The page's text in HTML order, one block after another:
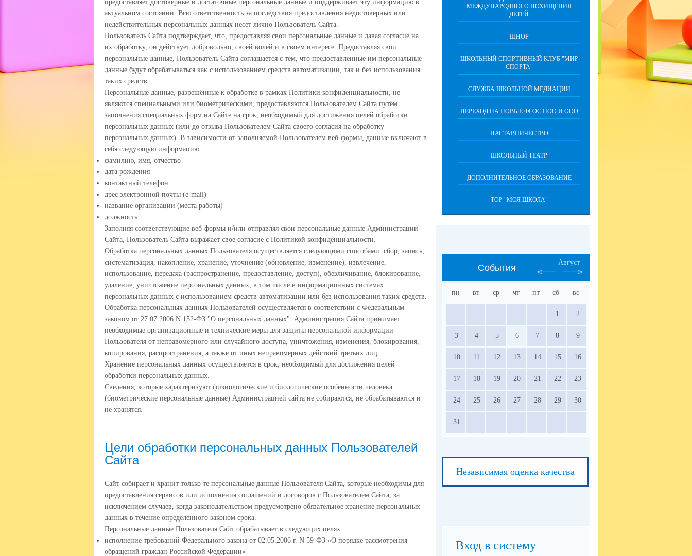
предоставляет достоверные и достаточные персональные данные и поддерживает эту информацию в
актуальном состоянии. Всю ответственность за последствия предоставления недостоверных или
недействительных персональных данных несет лично Пользователь Сайта.
Пользователь Сайта подтверждает, что, предоставляя свои персональные данные и давая согласие на
их обработку, он действует добровольно, своей волей и в своем интересе. Предоставляя свои
персональные данные, Пользователь Сайта соглашается с тем, что предоставленные им персональные
данные будут обрабатываться как с использованием средств автоматизации, так и без использования
таких средств.
Персональные данные, разрешённые к обработке в рамках Политики конфиденциальности, не
являются специальными или биометрическими, предоставляются Пользователем Сайта путём
заполнения специальных форм на Сайте на срок, необходимый для достижения целей обработки
персональных данных (или до отзыва Пользователем Сайта своего согласия на обработку
персональных данных). В зависимости от заполняемой Пользователем веб-формы, данные включают в
себя следующую информацию:
фамилию, имя, отчество
дата рождения
контактный телефон
дрес электронной почты (e-mail)
название организации (места работы)
должность
Заполняя соответствующие веб-формы и/или отправляя свои персональные данные Администрации
Сайта, Пользователь Сайта выражает свое согласие с Политикой конфиденциальности.
Обработка персональных данных Пользователя осуществляется следующими способами: сбор, запись,
систематизация, накопление, хранение, уточнение (обновление, изменение), извлечение,
использование, передача (распространение, предоставление, доступ), обезличивание, блокирование,
удаление, уничтожение персональных данных, в том числе в информационных системах
персональных данных с использованием средств автоматизации или без использования таких средств.
Обработка персональных данных Пользователей осуществляется в соответствии с Федеральным
законом от 27.07.2006 N 152-ФЗ "О персональных данных". Администрация Сайта принимает
необходимые организационные и технические меры для защиты персональной информации
Пользователя от неправомерного или случайного доступа, уничтожения, изменения, блокирования,
копирования, распространения, а также от иных неправомерных действий третьих лиц.
Хранение персональных данных осуществляется в срок, необходимый для достижения целей
обработки персональных данных.
Сведения, которые характеризуют физиологические и биологические особенности человека
(биометрические персональные данные) Администрацией сайта не собираются, не обрабатываются и
не хранятся.
Цели обработки персональных данных Пользователей
Сайта
Сайт собирает и хранит только те персональные данные Пользователя Сайта, которые необходимы для
предоставления сервисов или исполнения соглашений и договоров с Пользователем Сайта, за
исключением случаев, когда законодательством предусмотрено обязательное хранение персональных
данных в течение определенного законом срока.
Персональные данные Пользователя Сайт обрабатывает в следующих целях:
исполнение требований Федерального закона от 02.05.2006 г. N 59-ФЗ «О порядке рассмотрения
обращений граждан Российской Федерации»
МЕЖДУНАРОДНОГО ПОХИЩЕНИЯ
ДЕТЕЙ
ШНОР
ШКОЛЬНЫЙ СПОРТИВНЫЙ КЛУБ "МИР
СПОРТА"
СЛУЖБА ШКОЛЬНОЙ МЕДИАЦИИ
ПЕРЕХОД НА НОВЫЕ ФГОС НОО И ООО
НАСТАВНИЧЕСТВО
ШКОЛЬНЫЙ ТЕАТР
ДОПОЛНИТЕЛЬНОЕ ОБРАЗОВАНИЕ
ТОР "МОЯ ШКОЛА"
События
Август
пн вт ср чт пт сб вс
1 2
3 4 5 6 7 8 9
10 11 12 13 14 15 16
17 18 19 20 21 22 23
24 25 26 27 28 29 30
31
Независимая оценка качества
Вход в систему